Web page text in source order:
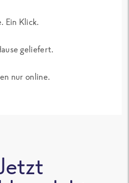
Ein Klick.
geliefert.
nur online.